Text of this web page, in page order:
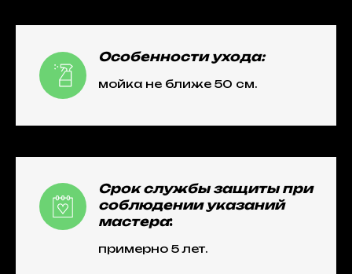
Особенности ухода:
мойка не ближе 50 см.
Срок службы защиты при
соблюдении указаний
мастера:
примерно 5 лет.